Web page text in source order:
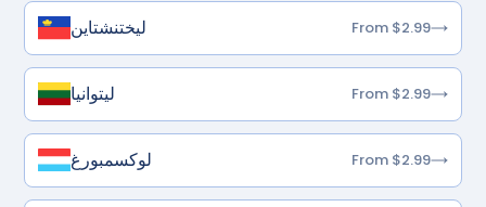
ليختنشتاين From $2.99
ليتوانيا From $2.99
لوكسمبورغ From $2.99